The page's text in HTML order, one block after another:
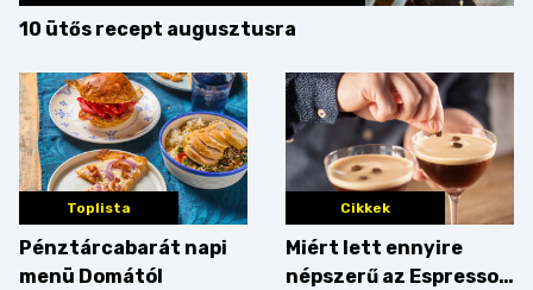
10 ütős recept augusztusra
Toplista
Pénztárcabarát napi
menü Domától
Cikkek
Miért lett ennyire
népszerű az Espresso